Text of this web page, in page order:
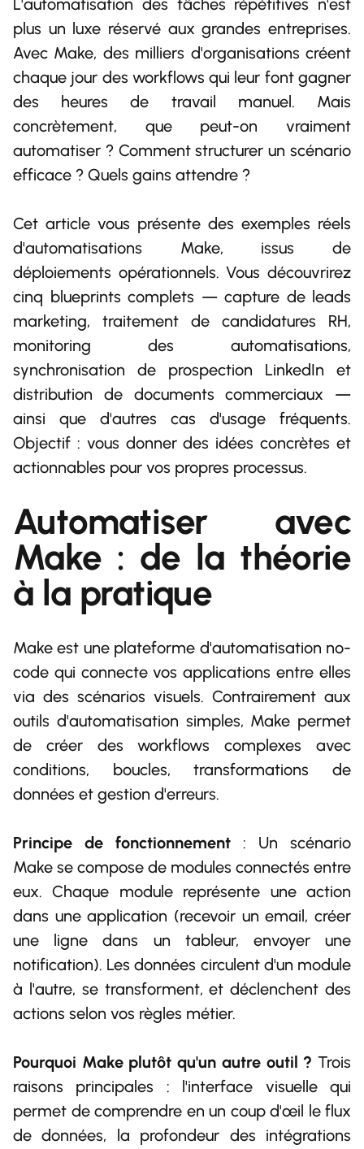
L'automatisation des tâches répétitives n'est
plus un luxe réservé aux grandes entreprises.
Avec Make, des milliers d'organisations créent
chaque jour des workflows qui leur font gagner
des heures de travail manuel. Mais
concrètement, que peut-on vraiment
automatiser ? Comment structurer un scénario
efficace ? Quels gains attendre ?
Cet article vous présente des exemples réels
d'automatisations Make, issus de
déploiements opérationnels. Vous découvrirez
cinq blueprints complets — capture de leads
marketing, traitement de candidatures RH,
monitoring des automatisations,
synchronisation de prospection LinkedIn et
distribution de documents commerciaux —
ainsi que d'autres cas d'usage fréquents.
Objectif : vous donner des idées concrètes et
actionnables pour vos propres processus.
Automatiser avec
Make : de la théorie
à la pratique
Make est une plateforme d'automatisation no-
code qui connecte vos applications entre elles
via des scénarios visuels. Contrairement aux
outils d'automatisation simples, Make permet
de créer des workflows complexes avec
conditions, boucles, transformations de
données et gestion d'erreurs.
Principe de fonctionnement : Un scénario
Make se compose de modules connectés entre
eux. Chaque module représente une action
dans une application (recevoir un email, créer
une ligne dans un tableur, envoyer une
notification). Les données circulent d'un module
à l'autre, se transforment, et déclenchent des
actions selon vos règles métier.
Pourquoi Make plutôt qu'un autre outil ? Trois
raisons principales : l'interface visuelle qui
permet de comprendre en un coup d'œil le flux
de données, la profondeur des intégrations